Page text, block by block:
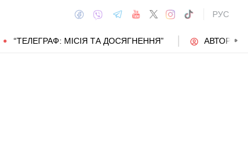
РУС
“ТЕЛЕГРАФ: МІСІЯ ТА ДОСЯГНЕННЯ” АВТОРИ